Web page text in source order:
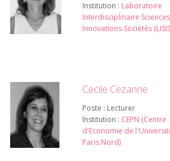
Institution : Laboratoire
Interdisciplinaire Sciences
Innovations Sociétés
Cecile Cezanne
Poste : Lecturer
Institution : CEPN (Centre
d'Economie de
Paris Nord)